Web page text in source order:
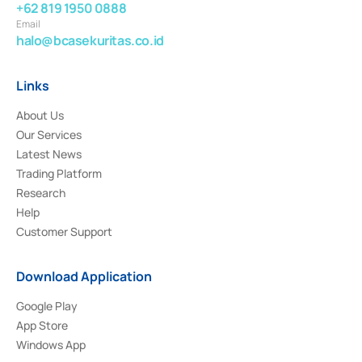
+62 819 1950 0888
Email
halo@bcasekuritas.co.id
Links
About Us
Our Services
Latest News
Trading Platform
Research
Help
Customer Support
Download Application
Google Play
App Store
Windows App